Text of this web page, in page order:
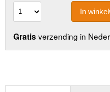
In
Gratis verzending in